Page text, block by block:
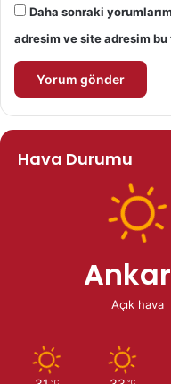
Daha sonraki
adresim ve site adresim
Hava Durumu
Açık hava